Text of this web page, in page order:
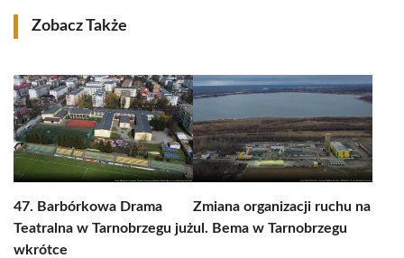
Zobacz Także
47. Barbórkowa Drama
Teatralna w Tarnobrzegu już
wkrótce
Zmiana organizacji ruchu na
ul. Bema w Tarnobrzegu